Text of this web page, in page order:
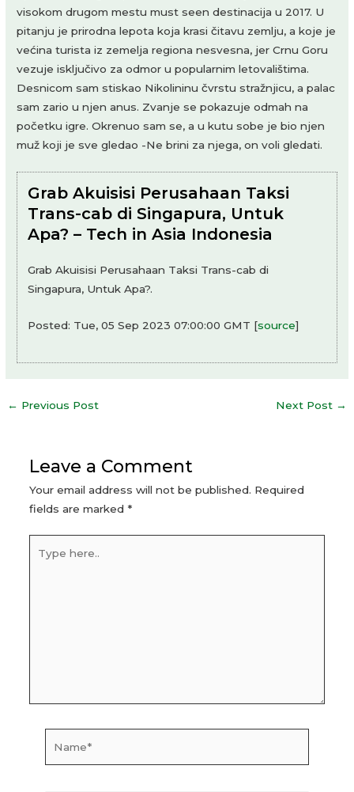
visokom drugom mestu must seen destinacija u 2017. U
pitanju je prirodna lepota koja krasi čitavu zemlju, a koje je
većina turista iz zemelja regiona nesvesna, jer Crnu Goru
vezuje isključivo za odmor u popularnim letovalištima.
Desnicom sam stiskao Nikolininu čvrstu stražnjicu, a palac
sam zario u njen anus. Zvanje se pokazuje odmah na
početku igre. Okrenuo sam se, a u kutu sobe je bio njen
muž koji je sve gledao -Ne brini za njega, on voli gledati.
Grab Akuisisi Perusahaan Taksi
Trans-cab di Singapura, Untuk
Apa? – Tech in Asia Indonesia
Grab Akuisisi Perusahaan Taksi Trans-cab di
Singapura, Untuk Apa?.
Posted: Tue, 05 Sep 2023 07:00:00 GMT [source]
Post
← Previous Post Next Post →
Leave a Comment
Your email address will not be published. Required
fields are marked *
here..